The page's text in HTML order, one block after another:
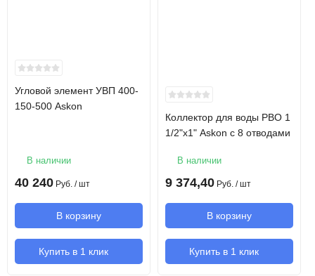
Корпус конвектора
30 атм
Ширина 350 мм
Глубина 150 мм
Длина 2000 мм
Угловой элемент УВП 400-
150-500 Askon
В наличии
40 240 Руб. / шт
В корзину
Купить в 1 клик
Коллектор для воды РВО 1
1/2"х1" Askon с 8 отводами
В наличии
9 374,40 Руб. / шт
В корзину
Купить в 1 клик